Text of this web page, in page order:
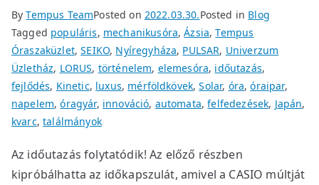
ByTempus TeamPosted on 2022.03.30.Posted in Blog
Tagged populáris, mechanikusóra,Ázsia,Tempus
Óraszaküzlet,SEIKO, Nyíregyháza, PULSAR, Univerzum
Üzletház, LORUS, történelem, elemesóra, időutazás,
fejlődés, Kinetic, luxus, mérföldkövek,Solar, óra,óraipar,
napelem,óragyár, innováció, automata,felfedezések, Japán,
kvarc,találmányok
Az időutazás folytatódik! Az előző részben
kipróbálhatta az időkapszulát, amivel a CASIO múltját